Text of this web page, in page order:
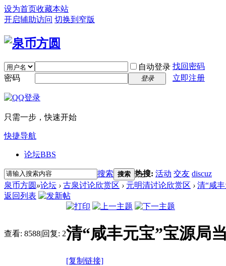
设为首页收藏本站
开启辅助访问 切换到窄版
自动登录 找回密码
密码
登录 立即注册
只需一步，快速开始
快捷导航
论坛BBS
搜索 搜索 热搜: 活动 交友 discuz
泉币方圆 »论坛 › 古泉讨论欣赏区 › 元明清讨论欣赏区 › 清“咸
返回列表
查看: 8588|回复: 2清“咸丰元宝”宝源局
[复制链接]